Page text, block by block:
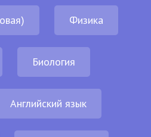
Физика
Биология
Английский язык